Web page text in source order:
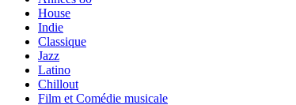
House
Indie
Classique
Jazz
Latino
Chillout
Film et Comédie musicale